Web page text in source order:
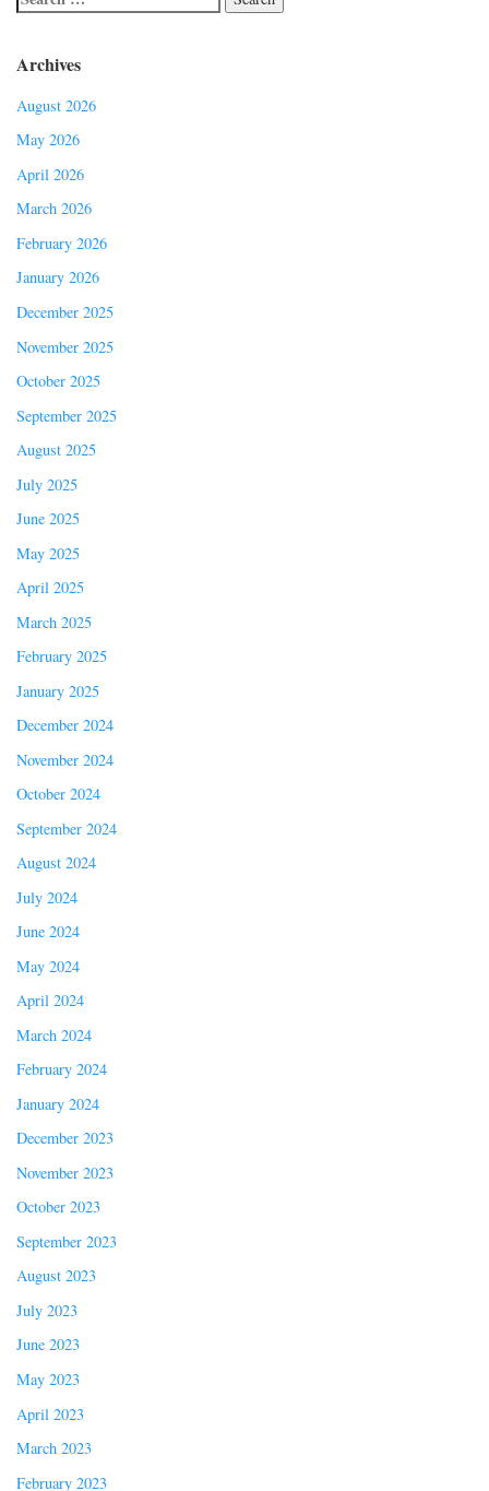
Archives
August 2026
May 2026
April 2026
March 2026
February 2026
January 2026
December 2025
November 2025
October 2025
September 2025
August 2025
July 2025
June 2025
May 2025
April 2025
March 2025
February 2025
January 2025
December 2024
November 2024
October 2024
September 2024
August 2024
July 2024
June 2024
May 2024
April 2024
March 2024
February 2024
January 2024
December 2023
November 2023
October 2023
September 2023
August 2023
July 2023
June 2023
May 2023
April 2023
March 2023
February 2023